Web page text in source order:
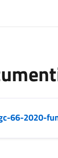
66-2020-